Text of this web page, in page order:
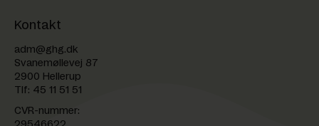
Kontakt
adm@ghg.dk
Svanemøllevej 87
2900 Hellerup
Tlf: 45 11 51 51
CVR-nummer: